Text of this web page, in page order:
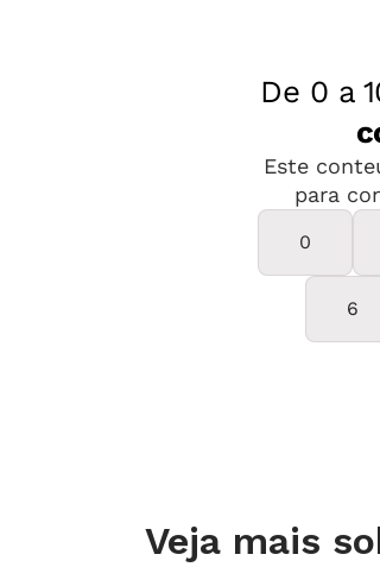
na data de 28 de
Não foi dessa vez?
Veja mais